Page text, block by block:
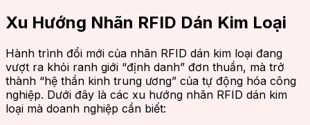
Xu Hướng Nhãn RFID Dán Kim Loại
Hành trình đổi mới của nhãn RFID dán kim loại đang
vượt ra khỏi ranh giới “định danh” đơn thuần, mà trở
thành “hệ thần kinh trung ương” của tự động hóa công
nghiệp. Dưới đây là các xu hướng nhãn RFID dán kim
loại mà doanh nghiệp cần biết: